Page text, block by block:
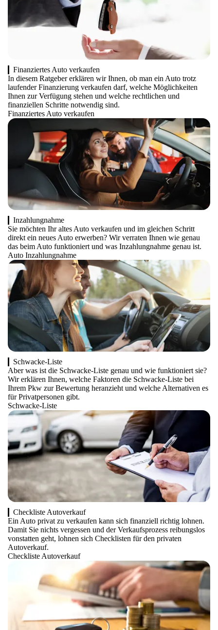
Finanziertes Auto verkaufen
In diesem Ratgeber erklären wir Ihnen, ob man ein Auto trotz
laufender Finanzierung verkaufen darf, welche Möglichkeiten
Ihnen zur Verfügung stehen und welche rechtlichen und
finanziellen Schritte notwendig sind.
Finanziertes Auto verkaufen
Inzahlungnahme
Sie möchten Ihr altes Auto verkaufen und im gleichen Schritt
direkt ein neues Auto erwerben? Wir verraten Ihnen wie genau
das beim Auto funktioniert und was Inzahlungnahme genau ist.
Auto Inzahlungnahme
Schwacke-Liste
Aber was ist die Schwacke-Liste genau und wie funktioniert sie?
Wir erklären Ihnen, welche Faktoren die Schwacke-Liste bei
Ihrem Pkw zur Bewertung heranzieht und welche Alternativen es
für Privatpersonen gibt.
Schwacke-Liste
Checkliste Autoverkauf
Ein Auto privat zu verkaufen kann sich finanziell richtig lohnen.
Damit Sie nichts vergessen und der Verkaufsprozess reibungslos
vonstatten geht, lohnen sich Checklisten für den privaten
Autoverkauf.
Checkliste Autoverkauf